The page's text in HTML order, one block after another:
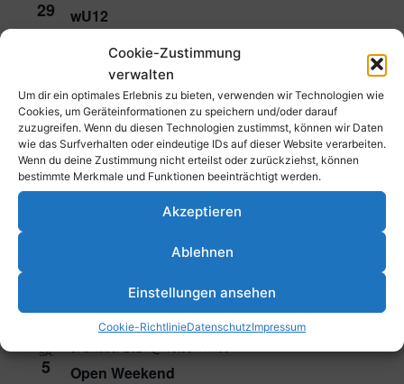
Cookie-Zustimmung
verwalten
Um dir ein optimales Erlebnis zu bieten, verwenden wir Technologien wie
Cookies, um Geräteinformationen zu speichern und/oder darauf
zuzugreifen. Wenn du diesen Technologien zustimmst, können wir Daten
wie das Surfverhalten oder eindeutige IDs auf dieser Website verarbeiten.
Wenn du deine Zustimmung nicht erteilst oder zurückziehst, können
bestimmte Merkmale und Funktionen beeinträchtigt werden.
Akzeptieren
Ablehnen
Einstellungen ansehen
Cookie-RichtlinieDatenschutzImpressum
29 wU12
Parkstraße 43, 67061 Ludwigshafen am Rhein, Deutschland
Oktober 2024
FR.
4 Lions Day Camp
4. Oktober 2024
Parkstraße 43, 67061 Ludwigshafen am Rhein, Deutschland
Aufräumtag am TFC für die Deutsche
Parkstraße 43, 13585 Berlin, Deutschland
SA.
5 Open Weekend